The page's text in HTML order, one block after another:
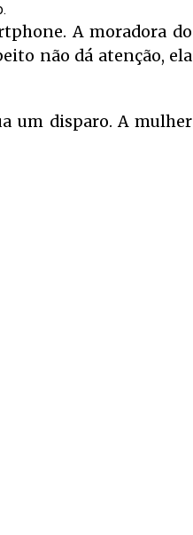
A moradora do
não dá atenção, ela
um disparo. A mulher